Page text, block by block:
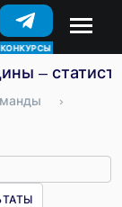
КОНКУРСЫ
–
›